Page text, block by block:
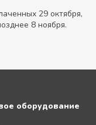
29 октября,
8 ноября.
оборудование